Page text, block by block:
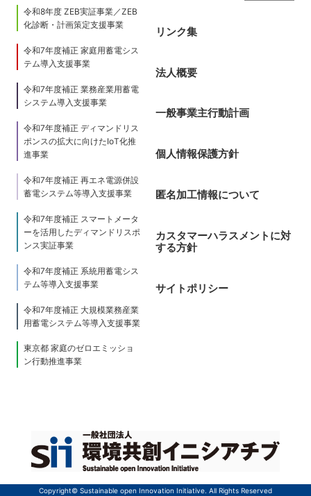
令和8年度 ZEB実証事業／ZEB
化診断・計画策定支援事業
令和7年度補正 家庭用蓄電シス
テム導入支援事業
令和7年度補正 業務産業用蓄電
システム導入支援事業
令和7年度補正 ディマンドリス
ポンスの拡大に向けたIoT化推
進事業
令和7年度補正 再エネ電源併設
蓄電システム等導入支援事業
令和7年度補正 スマートメータ
ーを活用したディマンドリスポ
ンス実証事業
令和7年度補正 系統用蓄電シス
テム等導入支援事業
令和7年度補正 大規模業務産業
用蓄電システム等導入支援事業
東京都 家庭のゼロエミッショ
ン行動推進事業
リンク集
法人概要
一般事業主行動計画
個人情報保護方針
匿名加工情報について
カスタマーハラスメントに対
する方針
サイトポリシー
Copyright© Sustainable open Innovation Initiative. All Rights Reserved